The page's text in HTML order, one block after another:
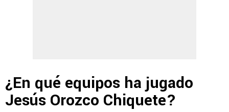
¿En qué equipos ha jugado
Jesús Orozco Chiquete?